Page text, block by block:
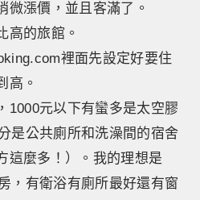
微漲價，並且客滿了。
高的旅館。
裡面先設定好要住
高。
1000元以下有蠻多是太空膠
是公共廁所和洗澡間的宿舍
這麼多！）。我的理想是
，有衛浴有廁所最好還有窗